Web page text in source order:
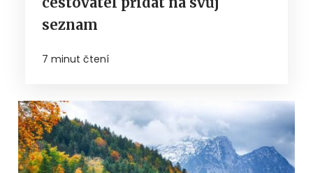
seznam
7 minut čtení